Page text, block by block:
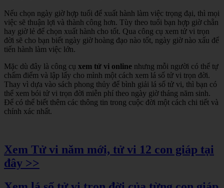
Nếu chọn ngày giờ hợp tuổi để xuất hành làm việc trọng đại, thì mọi
việc sẽ thuận lợi và thành công hơn. Tùy theo tuổi bạn hợp giờ chẵn
hay giờ lẻ để chọn xuất hành cho tốt. Qua công cụ xem tử vi trọn
đời sẽ cho bạn biết ngày giờ hoàng đạo nào tốt, ngày giờ nào xấu để
tiến hành làm việc lớn.
Mặc dù đây là công cụ xem tử vi online nhưng mỗi người có thể tự
chấm điểm và lập lấy cho mình một cách xem lá số tử vi trọn đời.
Thay vì dựa vào sách phong thủy để bình giải lá số tử vi, thì bạn có
thể xem bói tử vi trọn đời miễn phí theo ngày giờ tháng năm sinh.
Để có thể biết thêm các thông tin trong cuộc đời một cách chi tiết và
chính xác nhất.
Xem Tử vi năm mới, tử vi 12 con giáp tại
đây >>